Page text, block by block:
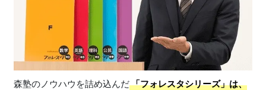
森塾のノウハウを詰め込んだ「フォレスタシリーズ」は、